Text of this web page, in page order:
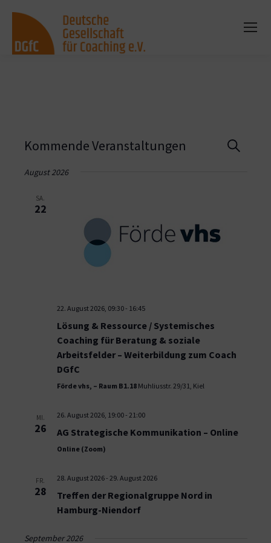
Suche
Kommende Veranstaltungen
August 2026
SA.
22
22. August 2026, 09:30- 16:45
Lösung & Ressource / Systemisches
Coaching für Beratung & soziale
Arbeitsfelder – Weiterbildung zum Coach
DGfC
Förde vhs, – Raum B1.18 Muhliusstr. 29/31, Kiel
MI.
26
26. August 2026, 19:00- 21:00
AG Strategische Kommunikation – Online
Online (Zoom)
FR.
28
28. August 2026- 29. August 2026
Treffen der Regionalgruppe Nord in
Hamburg-Niendorf
September 2026